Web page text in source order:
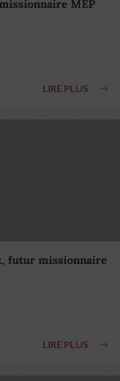
MEP
LIRE PLUS
futur missionnaire
LIRE PLUS